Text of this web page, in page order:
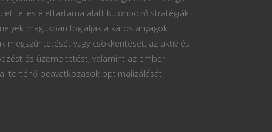
teljes élettartama alatt különböző stratégiák
magukban foglalják a káros anyagok
megszüntetését vagy csökkentését, az aktív és
és üzemeltetést, valamint az emberi
történő beavatkozások optimalizálását.